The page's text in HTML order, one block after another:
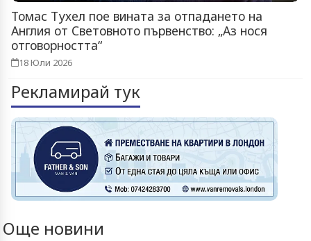
Томас Тухел пое вината за отпадането на
Англия от Световното първенство: „Аз нося
отговорността“
18 Юли 2026
Рекламирай тук
Още новини